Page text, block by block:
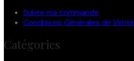
Suivre ma commande
Conditions Générales de Vente
Catégories